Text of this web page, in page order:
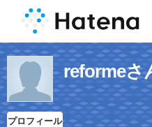
reformeさ
プロフィール